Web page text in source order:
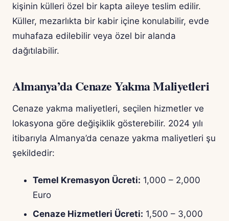
kişinin külleri özel bir kapta aileye teslim edilir.
Küller, mezarlıkta bir kabir içine konulabilir, evde
muhafaza edilebilir veya özel bir alanda
dağıtılabilir.
Almanya’da Cenaze Yakma Maliyetleri
Cenaze yakma maliyetleri, seçilen hizmetler ve
lokasyona göre değişiklik gösterebilir. 2024 yılı
itibarıyla Almanya’da cenaze yakma maliyetleri şu
şekildedir:
Temel Kremasyon Ücreti: 1,000 – 2,000
Euro
Cenaze Hizmetleri Ücreti: 1,500 – 3,000